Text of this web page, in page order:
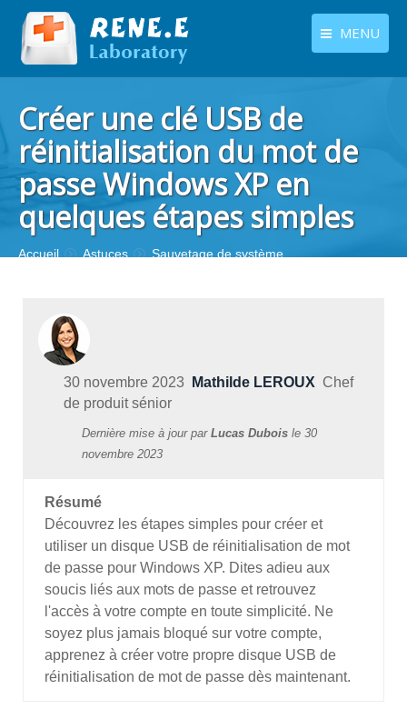
MENU
Centre de téléchargement
Boutique
Tutoriels
Contactez-nous
Créer une clé USB de
réinitialisation du mot de
passe Windows XP en
quelques étapes simples
Vous êtes ici :
Accueil Astuces Sauvetage de système
30 novembre 2023 Mathilde LEROUX Chef
de produit sénior
Dernière mise à jour par Lucas Dubois le 30
novembre 2023
Résumé
Découvrez les étapes simples pour créer et
utiliser un disque USB de réinitialisation de mot
de passe pour Windows XP. Dites adieu aux
soucis liés aux mots de passe et retrouvez
l'accès à votre compte en toute simplicité. Ne
soyez plus jamais bloqué sur votre compte,
apprenez à créer votre propre disque USB de
réinitialisation de mot de passe dès maintenant.